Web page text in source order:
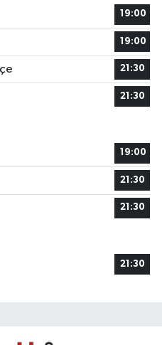
19:00
19:00
21:30
21:30
19:00
21:30
21:30
21:30